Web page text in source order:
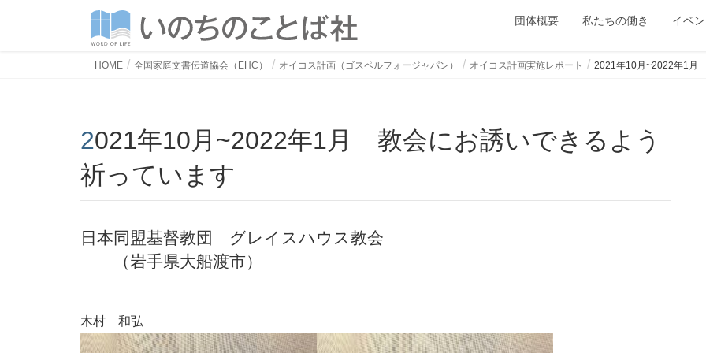
団体概要 私たちの働き イベ
HOME 全国家庭文書伝道協会（EHC） オイコス計画（ゴスペルフォージャパン） オイコス計画実施レポート 2021年10月~2022年1月
2021年10月~2022年1月 教会にお誘いできるよう
祈っています
日本同盟基督教団 グレイスハウス教会
（岩手県大船渡市）
木村 和弘